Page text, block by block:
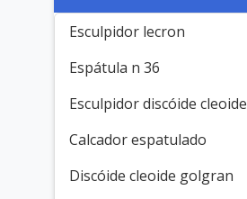
Esculpidor lecron
Espátula n 36
Esculpidor discóide cleoide
Calcador espatulado
Discóide cleoide golgran